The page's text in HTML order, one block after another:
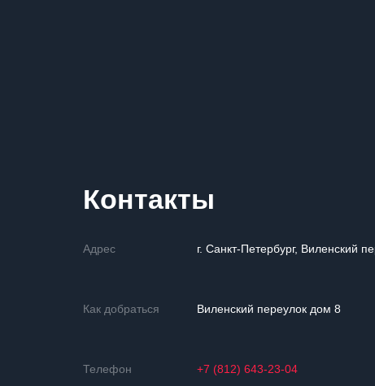
Контакты
Адрес г. Санкт-Петербург, Виленский
Как добраться Виленский переулок дом 8
Телефон +7 (812) 643-23-04